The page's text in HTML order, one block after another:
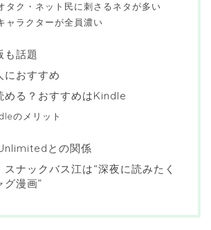
ク・ネット民に刺さるネタが多い
ラクターが全員濃い
も話題
におすすめ
める？おすすめはKindle
のメリット
との関係
スナックバス江は“深夜に読みたく
グ漫画”